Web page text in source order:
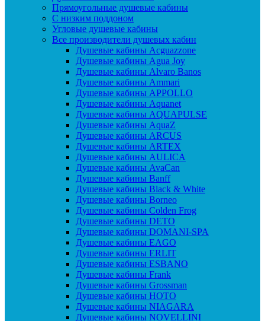
Прямоугольные душевые кабины
С низким поддоном
Угловые душевые кабины
Все производители душевых кабин
Душевые кабины Acguazzone
Душевые кабины Agua Joy
Душевые кабины Alvaro Banos
Душевые кабины Ammari
Душевые кабины APPOLLO
Душевые кабины Aquanet
Душевые кабины AQUAPULSE
Душевые кабины AquaZ
Душевые кабины ARCUS
Душевые кабины ARTEX
Душевые кабины AULICA
Душевые кабины AvaCan
Душевые кабины Banff
Душевые кабины Black & White
Душевые кабины Borneo
Душевые кабины Colden Frog
Душевые кабины DETO
Душевые кабины DOMANI-SPA
Душевые кабины EAGO
Душевые кабины ERLIT
Душевые кабины ESBANO
Душевые кабины Frank
Душевые кабины Grossman
Душевые кабины HOTO
Душевые кабины NIAGARA
Душевые кабины NOVELLINI